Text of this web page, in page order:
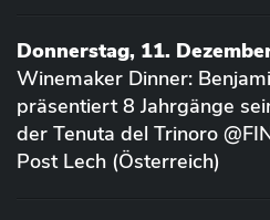
Donnerstag, 11.
Winemaker Dinner:
präsentiert 8 Jahrgänge
der Tenuta del Trinoro
Post Lech (Österreich)